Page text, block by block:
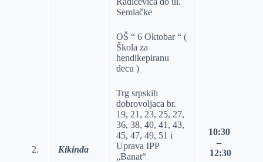
2. Kikinda
Semlačke
OŠ “ 6 Oktobar “ (
Škola za
hendikepiranu
decu )
Trg srpskih
dobrovoljaca br.
19, 21, 23, 25, 27,
36, 38, 40, 41, 43,
45, 47, 49, 51 i
Uprava IPP
„Banat“
10:30
–
12:30